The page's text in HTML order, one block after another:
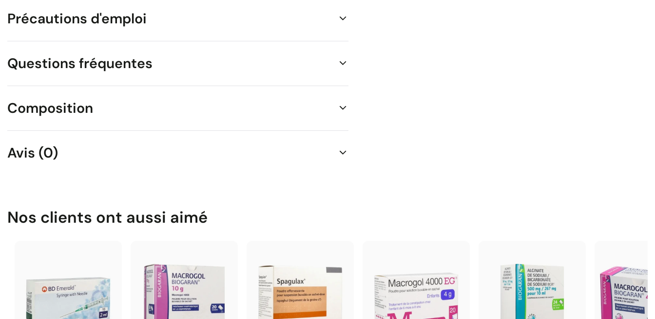
Précautions d'emploi
Questions fréquentes
Composition
Avis (0)
Nos clients ont aussi aimé